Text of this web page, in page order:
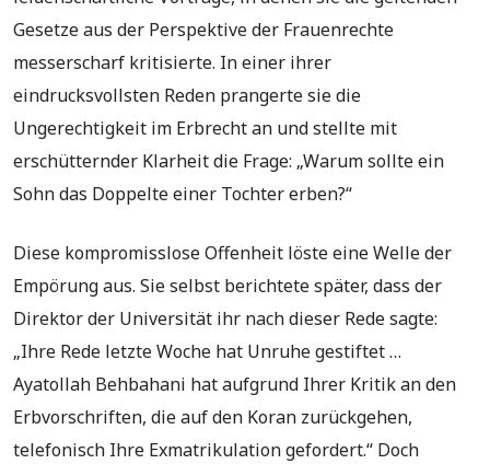
Gesetze aus der Perspektive der Frauenrechte
messerscharf kritisierte. In einer ihrer
eindrucksvollsten Reden prangerte sie die
Ungerechtigkeit im Erbrecht an und stellte mit
erschütternder Klarheit die Frage: „Warum sollte ein
Sohn das Doppelte einer Tochter erben?“
Diese kompromisslose Offenheit löste eine Welle der
Empörung aus. Sie selbst berichtete später, dass der
Direktor der Universität ihr nach dieser Rede sagte:
„Ihre Rede letzte Woche hat Unruhe gestiftet …
Ayatollah Behbahani hat aufgrund Ihrer Kritik an den
Erbvorschriften, die auf den Koran zurückgehen,
telefonisch Ihre Exmatrikulation gefordert.“ Doch